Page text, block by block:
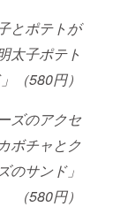
とポテトが
太子ポテト
（580円）
ズのアクセ
ボチャとク
のサンド」
（580円）